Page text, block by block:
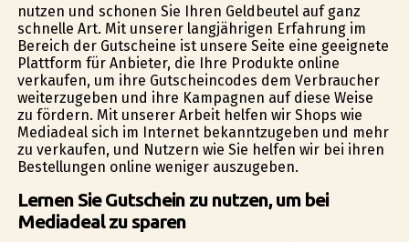
nutzen und schonen Sie Ihren Geldbeutel auf ganz
schnelle Art. Mit unserer langjährigen Erfahrung im
Bereich der Gutscheine ist unsere Seite eine geeignete
Plattform für Anbieter, die Ihre Produkte online
verkaufen, um ihre Gutscheincodes dem Verbraucher
weiterzugeben und ihre Kampagnen auf diese Weise
zu fördern. Mit unserer Arbeit helfen wir Shops wie
Mediadeal sich im Internet bekanntzugeben und mehr
zu verkaufen, und Nutzern wie Sie helfen wir bei ihren
Bestellungen online weniger auszugeben.
Lernen Sie Gutschein zu nutzen, um bei
Mediadeal zu sparen